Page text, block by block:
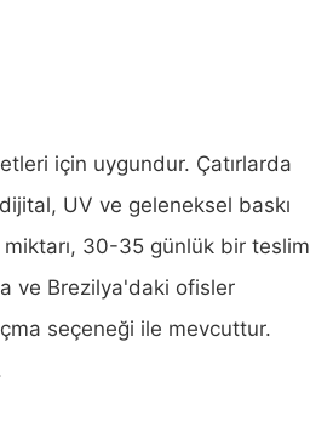
için uygundur. Çatırlarda
UV ve geleneksel baskı
30-35 günlük bir teslim
ve Brezilya'daki ofisler
seçeneği ile mevcuttur.